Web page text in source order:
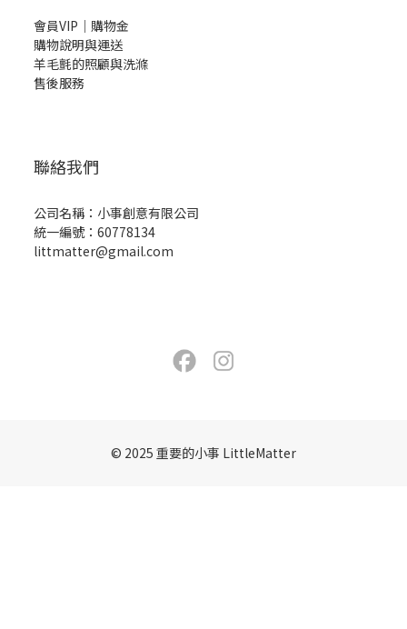
會員VIP｜購物金
購物說明與運送
羊毛氈的照顧與洗滌
售後服務
聯絡我們
公司名稱：小事創意有限公司
統一編號：60778134
littmatter@gmail.com
© 2025 重要的小事 LittleMatter